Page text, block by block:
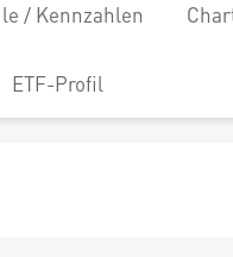
/ Kennzahlen
ETF-Profil